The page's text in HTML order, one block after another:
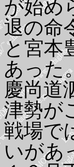
が始め
退の命
と宮本
あった
慶尚道
津勢が
戦場で
いがあ